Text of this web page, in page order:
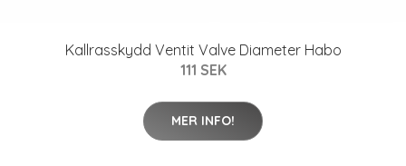
Kallrasskydd Ventit Valve Diameter Habo
111 SEK
MER INFO!